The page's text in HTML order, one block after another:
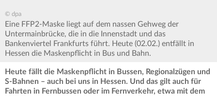
© dpa
Eine FFP2-Maske liegt auf dem nassen Gehweg der
Untermainbrücke, die in die Innenstadt und das
Bankenviertel Frankfurts führt. Heute (02.02.) entfällt in
Hessen die Maskenpflicht in Bus und Bahn.
Heute fällt die Maskenpflicht in Bussen, Regionalzügen und
S-Bahnen – auch bei uns in Hessen. Und das gilt auch für
Fahrten in Fernbussen oder im Fernverkehr, etwa mit dem